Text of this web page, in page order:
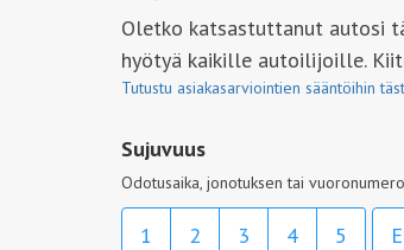
Oletko katsastuttanut autosi
hyötyä kaikille autoilijoille.
Tutustu asiakasarviointien sääntöihin
Sujuvuus
Odotusaika, jonotuksen tai
1 2 3 4 5